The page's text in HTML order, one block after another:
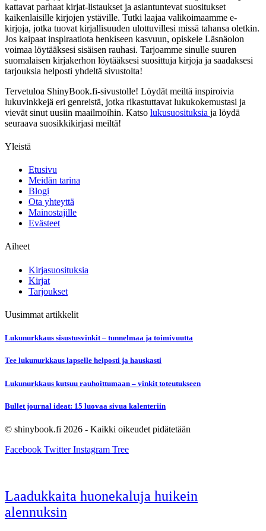
kattavat parhaat kirjat-listaukset ja asiantuntevat suositukset
kaikenlaisille kirjojen ystäville. Tutki laajaa valikoimaamme e-
kirjoja, jotka tuovat kirjallisuuden ulottuvillesi missä tahansa oletkin.
Jos kaipaat inspiraatiota henkiseen kasvuun, opiskele Läsnäolon
voimaa löytääksesi sisäisen rauhasi. Tarjoamme sinulle suuren
suomalaisen kirjakerhon löytääksesi suosittuja kirjoja ja saadaksesi
tarjouksia helposti yhdeltä sivustolta!
Tervetuloa ShinyBook.fi-sivustolle! Löydät meiltä inspiroivia
lukuvinkkejä eri genreistä, jotka rikastuttavat lukukokemustasi ja
vievät sinut uusiin maailmoihin. Katso lukusuosituksia ja löydä
seuraava suosikkikirjasi meiltä!
Yleistä
Etusivu
Meidän tarina
Blogi
Ota yhteyttä
Mainostajille
Evästeet
Aiheet
Kirjasuosituksia
Kirjat
Tarjoukset
Uusimmat artikkelit
Lukunurkkaus sisustusvinkit – tunnelmaa ja toimivuutta
Tee lukunurkkaus lapselle helposti ja hauskasti
Lukunurkkaus kutsuu rauhoittumaan – vinkit toteutukseen
Bullet journal ideat: 15 luovaa sivua kalenteriin
© shinybook.fi 2026 - Kaikki oikeudet pidätetään
Facebook Twitter Instagram Tree
Laadukkaita huonekaluja huikein
alennuksin